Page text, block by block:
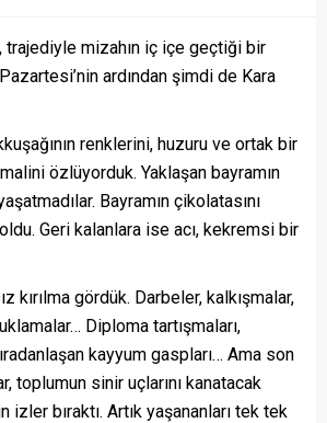
trajediyle mizahın iç içe geçtiği bir
ardından şimdi de Kara
renklerini, huzuru ve ortak bir
özlüyorduk. Yaklaşan bayramın
Bayramın çikolatasını
Geri kalanlara ise acı, kekremsi bir
kırılma gördük. Darbeler, kalkışmalar,
Diploma tartışmaları,
kayyum gaspları… Ama son
toplumun sinir uçlarını kanatacak
izler bıraktı. Artık yaşananları tek tek